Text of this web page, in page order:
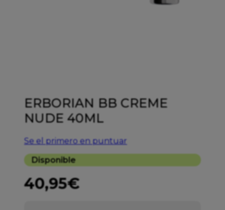
ERBORIAN BB CREME
NUDE 40ML
Se el primero en puntuar
Disponible
40,95€